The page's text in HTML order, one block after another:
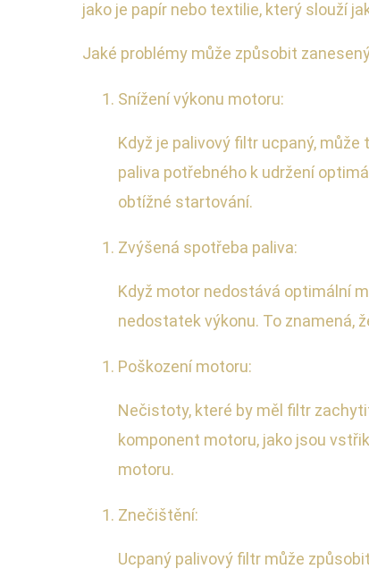
jako je papír nebo textilie, který slouží
Jaké problémy může způsobit
Snížení výkonu motoru:
Když je palivový filtr ucpaný,
paliva potřebného k udržení
obtížné startování.
Zvýšená spotřeba paliva:
Když motor nedostává optimální
nedostatek výkonu. To znamená,
Poškození motoru:
Nečistoty, které by měl filtr
komponent motoru, jako jsou
motoru.
Znečištění:
Ucpaný palivový filtr může